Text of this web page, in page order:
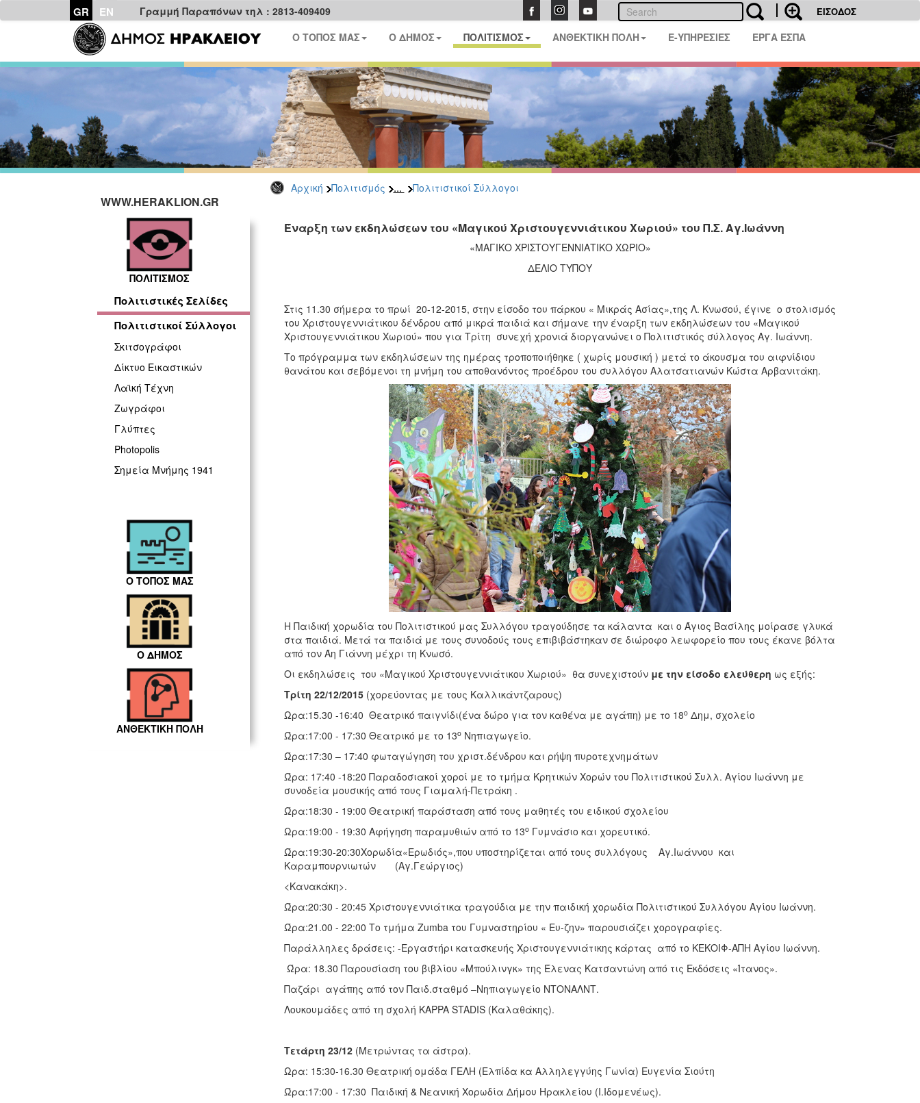
GR EN Γραμμή Παραπόνων τηλ : 2813-409409 ΕΙΣΟΔΟΣ
Ο ΤΟΠΟΣ ΜΑΣ Ο ΔΗΜΟΣ ΠΟΛΙΤΙΣΜΟΣ ΑΝΘΕΚΤΙΚΗ ΠΟΛΗ E-ΥΠΗΡΕΣΙΕΣ ΕΡΓΑ ΕΣΠΑ
Αρχική Πολιτισμός ... Πολιτιστικοί Σύλλογοι
WWW.HERAKLION.GR
ΠΟΛΙΤΙΣΜΟΣ
Πολιτιστικές Σελίδες
Πολιτιστικοί Σύλλογοι
Σκιτσογράφοι
Δίκτυο Εικαστικών
Λαϊκή Τέχνη
Ζωγράφοι
Γλύπτες
Photopolis
Σημεία Μνήμης 1941
Ο ΤΟΠΟΣ ΜΑΣ
Ο ΔΗΜΟΣ
ΑΝΘΕΚΤΙΚΗ ΠΟΛΗ
Έναρξη των εκδηλώσεων του «Μαγικού Χριστουγεννιάτικου Χωριού» του Π.Σ. Αγ.Ιωάννη
«ΜΑΓΙΚΟ ΧΡΙΣΤΟΥΓΕΝΝΙΑΤΙΚΟ ΧΩΡΙΟ»
ΔΕΛΙΟ ΤΥΠΟΥ
Στις 11.30 σήμερα το πρωί 20-12-2015, στην είσοδο του πάρκου « Μικράς Ασίας»,της Λ. Κνωσού, έγινε ο στολισμός
του Χριστουγεννιάτικου δένδρου από μικρά παιδιά και σήμανε την έναρξη των εκδηλώσεων του «Μαγικού
Χριστουγεννιάτικου Χωριού» που για Τρίτη συνεχή χρονιά διοργανώνει ο Πολιτιστικός σύλλογος Αγ. Ιωάννη.
Το πρόγραμμα των εκδηλώσεων της ημέρας τροποποιήθηκε ( χωρίς μουσική ) μετά το άκουσμα του αιφνίδιου
θανάτου και σεβόμενοι τη μνήμη του αποθανόντος προέδρου του συλλόγου Αλατσατιανών Κώστα Αρβανιτάκη.
Η Παιδική χορωδία του Πολιτιστικού μας Συλλόγου τραγούδησε τα κάλαντα και ο Άγιος Βασίλης μοίρασε γλυκά
στα παιδιά. Μετά τα παιδιά με τους συνοδούς τους επιβιβάστηκαν σε διώροφο λεωφορείο που τους έκανε βόλτα
από τον Άη Γιάννη μέχρι τη Κνωσό.
Οι εκδηλώσεις του «Μαγικού Χριστουγεννιάτικου Χωριού» θα συνεχιστούν με την είσοδο ελεύθερη ως εξής:
Τρίτη 22/12/2015(χορεύοντας με τους Καλλικάντζαρους)
Ωρα:15.30 -16:40 Θεατρικό παιγνίδι(ένα δώρο για τον καθένα με αγάπη) με το 18οΔημ, σχολείο
Ώρα:17:00 - 17:30 Θεατρικό με το 13οΝηπιαγωγείο.
Ώρα:17:30 – 17:40 φωταγώγηση του χριστ.δένδρου και ρήψη πυροτεχνημάτων
Ώρα: 17:40 -18:20 Παραδοσιακοί χοροί με το τμήμα Κρητικών Χορών του Πολιτιστικού Συλλ. Αγίου Ιωάννη με
συνοδεία μουσικής από τους Γιαμαλή-Πετράκη .
Ώρα:18:30 - 19:00 Θεατρική παράσταση από τους μαθητές του ειδικού σχολείου
Ωρα:19:00 - 19:30 Αφήγηση παραμυθιών από το 13οΓυμνάσιο και χορευτικό.
Ώρα:19:30-20:30Χορωδία«Ερωδιός»,που υποστηρίζεται από τους συλλόγους Αγ.Ιωάννου και
Καραμπουρνιωτών (Αγ.Γεώργιος)
<Κανακάκη>.
Ώρα:20:30 - 20:45 Χριστουγεννιάτικα τραγούδια με την παιδική χορωδία Πολιτιστικού Συλλόγου Αγίου Ιωάννη.
Ώρα:21.00 - 22:00 Το τμήμα Zumba του Γυμναστηρίου « Ευ-ζην» παρουσιάζει χορογραφίες.
Παράλληλες δράσεις: -Εργαστήρι κατασκευής Χριστουγεννιάτικης κάρτας από το ΚΕΚΟΙΦ-ΑΠΗ Αγίου Ιωάννη.
Ώρα: 18.30 Παρουσίαση του βιβλίου «Μπούλινγκ» της Έλενας Κατσαντώνη από τις Εκδόσεις «Ίτανος».
Παζάρι αγάπης από τον Παιδ.σταθμό –Νηπιαγωγείο ΝΤΟΝΑΛΝΤ.
Λουκουμάδες από τη σχολή ΚΑPPA STADIS (Καλαθάκης).
Τετάρτη 23/12(Μετρώντας τα άστρα).
Ωρα: 15:30-16.30 Θεατρική ομάδα ΓΕΛΗ (Ελπίδα κα Αλληλεγγύης Γωνία) Ευγενία Σιούτη
Ώρα:17:00 - 17:30 Παιδική & Νεανική Χορωδία Δήμου Ηρακλείου (Ι.Ιδομενέως).